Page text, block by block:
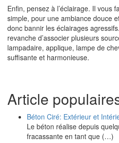
Enfin, pensez à l’éclairage. Il vous
simple, pour une ambiance douce
donc bannir les éclairages
revanche d’associer plusieurs
lampadaire, applique, lampe de
suffisante et harmonieuse.
Article
Béton Ciré: Extérieur et
Le béton réalise depuis
fracassante en tant que (…)